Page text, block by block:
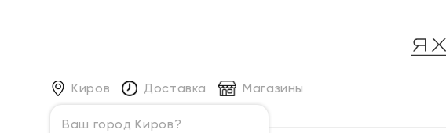
Киров
Ваш город Киров?
Доставка Магазины